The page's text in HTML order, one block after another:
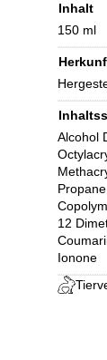
Inhalt
150 ml
Alcohol
12
Ionone